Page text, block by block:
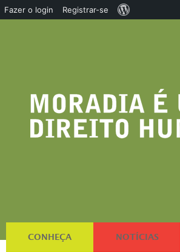
CONHEÇA NOTÍCIAS
Fazer o login Registrar-se